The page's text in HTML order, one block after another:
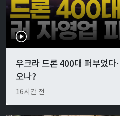
우크라 드론 400대 퍼부었
오나?
16시간 전